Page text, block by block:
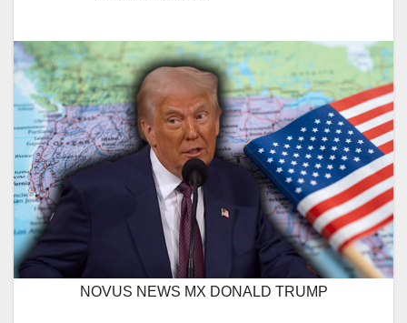
NOVUS NEWS MX DONALD TRUMP